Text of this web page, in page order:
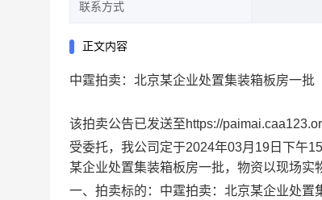
联系方式
正文内容
中霆拍卖：北京某企业处置集装箱板房一批
该拍卖公告已发送至https://
受委托，我公司定于2024年03月19日下午
某企业处置集装箱板房一批，物资以现场实
一、拍卖标的：中霆拍卖：北京某企业处置